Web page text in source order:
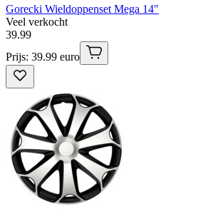
Gorecki Wieldoppenset Mega 14"
Veel verkocht
39.99
Prijs: 39.99 euro